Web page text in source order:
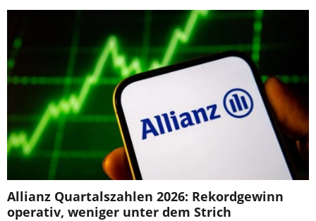
Allianz Quartalszahlen 2026: Rekordgewinn
operativ, weniger unter dem Strich